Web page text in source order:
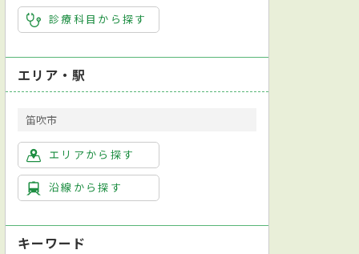
診療科目から探す
エリア・駅
笛吹市
エリアから探す
沿線から探す
キーワード